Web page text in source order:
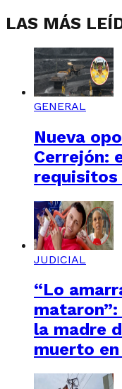
LAS MÁS
GENERAL
Nueva
Cerrejón:
requisitos
JUDICIAL
“Lo
la madre
muerto